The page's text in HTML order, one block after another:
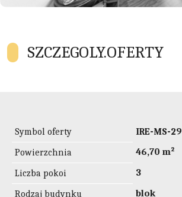
SZCZEGOLY.OFERTY
Symbol oferty
IRE-MS-29
Powierzchnia
46,70 m²
Liczba pokoi
3
Rodzaj budynku
blok